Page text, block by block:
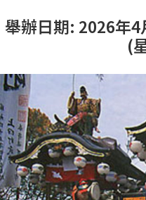
舉辦日期: 2026年
(